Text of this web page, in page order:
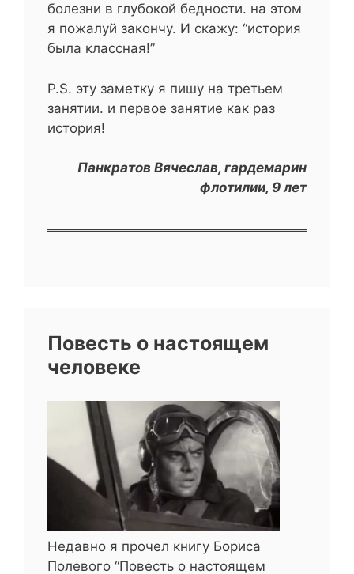
болезни в глубокой бедности. на этом
я пожалуй закончу. И скажу: “история
была классная!”
P.S. эту заметку я пишу на третьем
занятии. и первое занятие как раз
история!
Панкратов Вячеслав, гардемарин
флотилии, 9 лет
Повесть о настоящем
человеке
Недавно я прочел книгу Бориса
Полевого “Повесть о настоящем